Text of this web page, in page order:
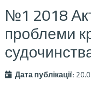
№1 2018
проблеми
Дата публікації: